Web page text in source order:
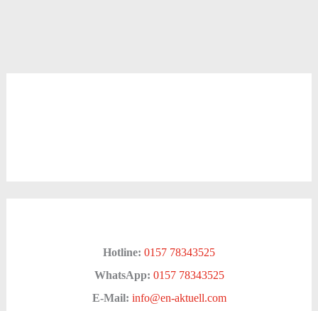
Hotline: 0157 78343525
WhatsApp: 0157 78343525
E-Mail: info@en-aktuell.com